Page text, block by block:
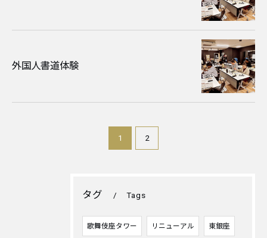
外国人書道体験
1 2
タグ Tags
歌舞伎座タワー リニューアル 東銀座